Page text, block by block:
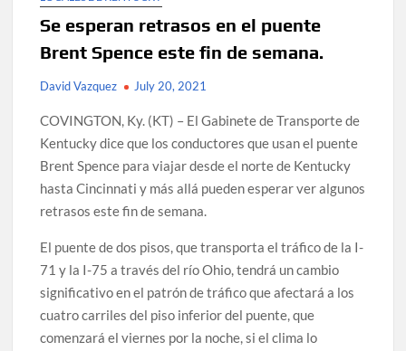
Se esperan retrasos en el puente
Brent Spence este fin de semana.
David Vazquez July 20, 2021
COVINGTON, Ky. (KT) – El Gabinete de Transporte de
Kentucky dice que los conductores que usan el puente
Brent Spence para viajar desde el norte de Kentucky
hasta Cincinnati y más allá pueden esperar ver algunos
retrasos este fin de semana.
El puente de dos pisos, que transporta el tráfico de la I-
71 y la I-75 a través del río Ohio, tendrá un cambio
significativo en el patrón de tráfico que afectará a los
cuatro carriles del piso inferior del puente, que
comenzará el viernes por la noche, si el clima lo